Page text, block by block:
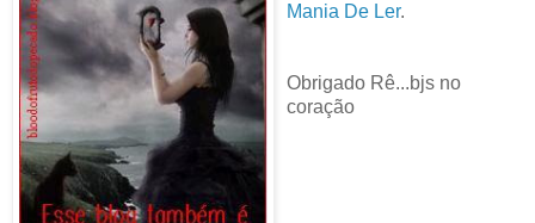
Mania De Ler.
Obrigado Rê...bjs no
coração